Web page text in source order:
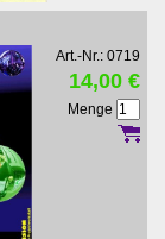
Art.-Nr.: 0719
14,00 €
Menge